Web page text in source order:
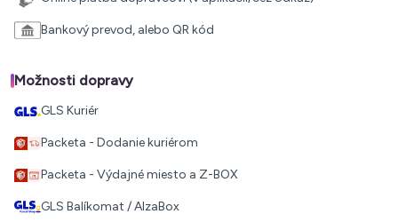
Bankový prevod, alebo QR kód
Možnosti dopravy
GLS Kuriér
Packeta - Dodanie kuriérom
Packeta - Výdajné miesto a Z-BOX
GLS Balíkomat / AlzaBox